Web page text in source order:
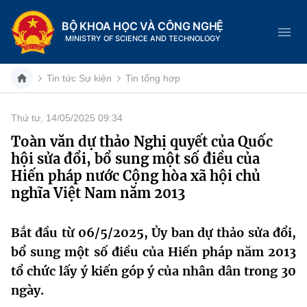
BỘ KHOA HỌC VÀ CÔNG NGHỆ
MINISTRY OF SCIENCE AND TECHNOLOGY
Danh mục
Trang chủ
Giới thiệu
Chức năng nhiệm vụ
Cơ cấu tổ chức
Lịch sử phát triển
Tin tức sự kiện
Khoa học và Công nghệ
Đổi mới sáng tạo
Dịch vụ công
Hệ thống văn bản
Tin tức Sự kiện Tin tổng hợp
Thứ tư, 14/05/2025 09:34
Toàn văn dự thảo Nghị quyết của Quốc
hội sửa đổi, bổ sung một số điều của
Hiến pháp nước Cộng hòa xã hội chủ
nghĩa Việt Nam năm 2013
Bắt đầu từ 06/5/2025, Ủy ban dự thảo sửa đổi,
bổ sung một số điều của Hiến pháp năm 2013
tổ chức lấy ý kiến góp ý của nhân dân trong 30
ngày.